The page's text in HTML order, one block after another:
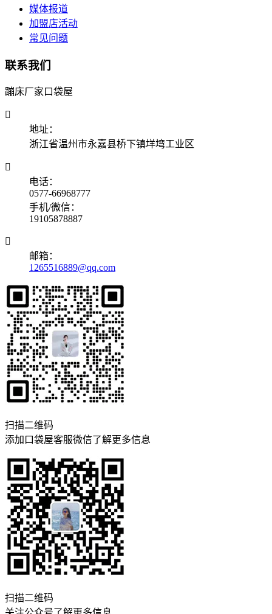
媒体报道
加盟店活动
常见问题
联系我们
蹦床厂家口袋屋

地址：
浙江省温州市永嘉县桥下镇垟塆工业区

电话：
0577-66968777
手机/微信：
19105878887

邮箱：
1265516889@qq.com
扫描二维码
添加口袋屋客服微信了解更多信息
扫描二维码